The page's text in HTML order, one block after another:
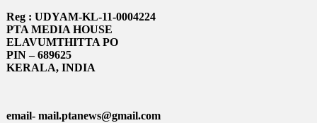
Reg : UDYAM-KL-11-0004224
PTA MEDIA HOUSE
ELAVUMTHITTA PO
PIN – 689625
KERALA, INDIA
email- mail.ptanews@gmail.com